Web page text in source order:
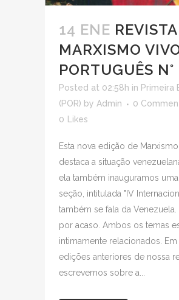
14 ENE REVISTA
MARXISMO
PORTUGUÊS N°
Posted at 02:58h in Primeira
(POR) by Admin
0
0
Likes
Esta nova edição de
destaca a situação
ela também inauguramos
seção, intitulada "IV
também se fala da Venezuela.
por acaso. Ambos os temas
intimamente relacionados. Em
edições anteriores de nossa
escrevemos sobre a...